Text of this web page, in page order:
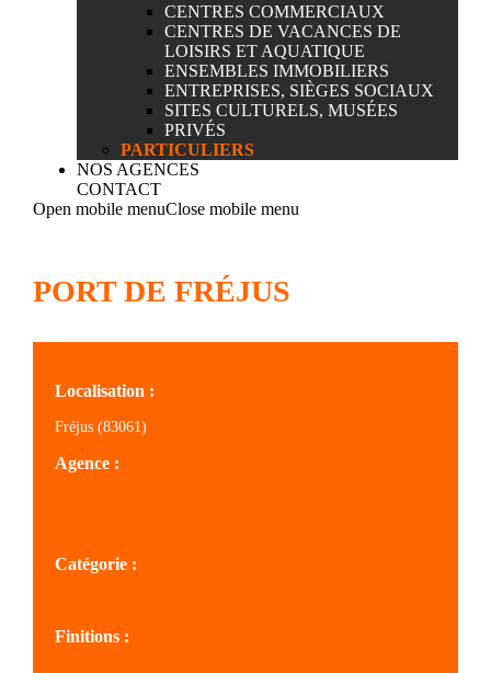
CENTRES COMMERCIAUX
CENTRES DE VACANCES DE
LOISIRS ET AQUATIQUE
ENSEMBLES IMMOBILIERS
ENTREPRISES, SIÈGES SOCIAUX
SITES CULTURELS, MUSÉES
PRIVÉS
PARTICULIERS
NOS AGENCES
CONTACT
Open mobile menuClose mobile menu
PORT DE FRÉJUS
Localisation :
Fréjus (83061)
Agence :
Catégorie :
Finitions :